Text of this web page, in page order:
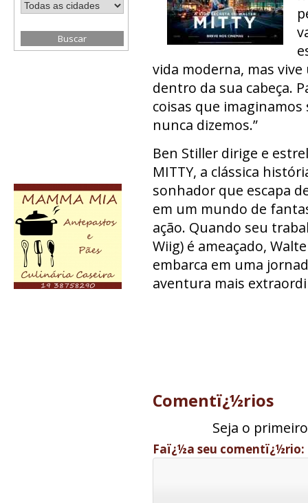
vida moderna, mas
dentro da sua cabeça.
coisas que
nunca dizemos.”
Ben Stiller dirige e
MITTY, a clássica
sonhador que escapa
em um mundo de
ação. Quando seu
Wiig) é ameaçado,
embarca em uma
aventura mais
Comentï¿½rios
Seja o
Faï¿½a seu comentï¿½rio: